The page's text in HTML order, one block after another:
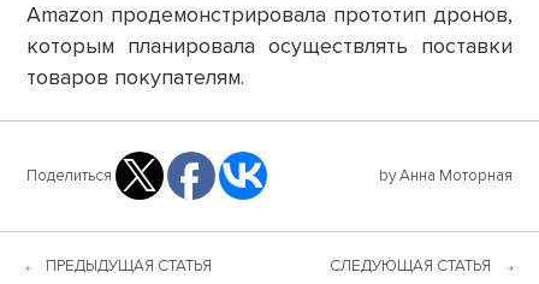
Amazon продемонстрировала прототип дронов,
которым планировала осуществлять поставки
товаров покупателям.
Поделиться by Анна Моторная
ПРЕДЫДУЩАЯ СТАТЬЯ СЛЕДУЮЩАЯ СТАТЬЯ